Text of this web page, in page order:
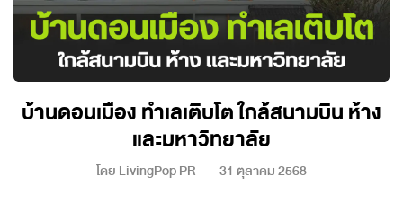
บ้านดอนเมือง ทำเลเติบโต ใกล้สนามบิน ห้าง
และมหาวิทยาลัย
โดย LivingPop PR 31 ตุลาคม 2568